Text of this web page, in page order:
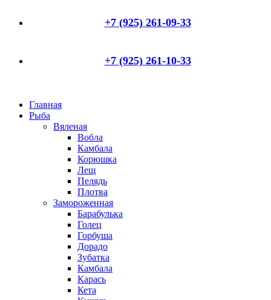
+7 (925) 261-09-33
+7 (925) 261-10-33
Главная
Рыба
Вяленая
Вобла
Камбала
Корюшка
Лещ
Пелядь
Плотва
Замороженная
Барабулька
Голец
Горбуша
Дорадо
Зубатка
Камбала
Карась
Кета